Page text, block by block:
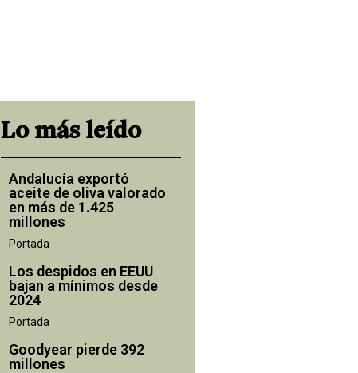
Lo más leído
Andalucía exportó
aceite de oliva valorado
en más de 1.425
millones
Portada
Los despidos en EEUU
bajan a mínimos desde
2024
Portada
Goodyear pierde 392
millones